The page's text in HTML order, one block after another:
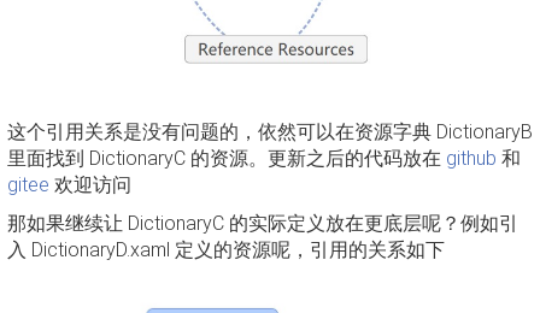
这个引用关系是没有问题的，依然可以在资源字典 DictionaryB
里面找到 DictionaryC 的资源。更新之后的代码放在 github 和
gitee 欢迎访问
那如果继续让 DictionaryC 的实际定义放在更底层呢？例如引
入 DictionaryD.xaml 定义的资源呢，引用的关系如下